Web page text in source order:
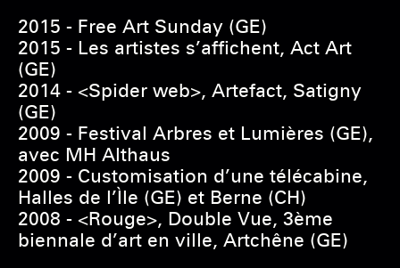
2015 - Free Art Sunday (GE)
2015 - Les artistes s’affichent, Act Art
(GE)
2014 - <Spider web>, Artefact, Satigny
(GE)
2009 - Festival Arbres et Lumières (GE),
avec MH Althaus
2009 - Customisation d’une télécabine,
Halles de l’Ìle (GE) et Berne (CH)
2008 - <Rouge>, Double Vue, 3ème
biennale d’art en ville, Artchêne (GE)